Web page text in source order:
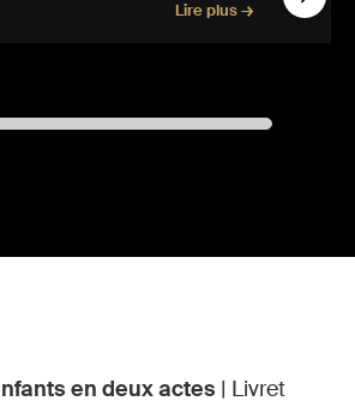
Lire plus →
en deux actes | Livret